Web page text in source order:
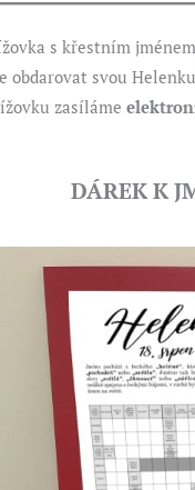
s křestním
obdarovat svou
zasíláme
DÁREK K